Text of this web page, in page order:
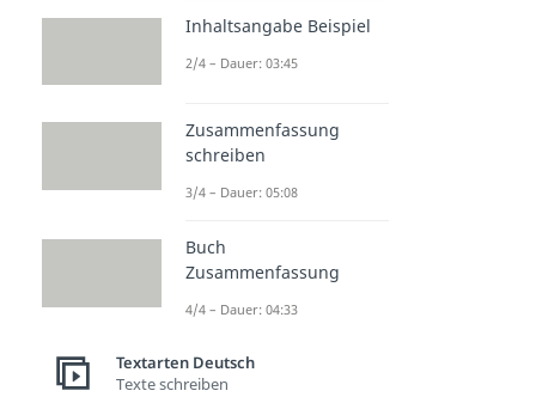
Dauer: 03:10
Normatives Argument
Dauer: 02:54
Strohmann-Argument
Diskussion
Inhaltsangabe Beispiel
2/4 – Dauer: 03:45
Zusammenfassung
schreiben
3/4 – Dauer: 05:08
Buch
Zusammenfassung
4/4 – Dauer: 04:33
Textarten Deutsch
Texte schreiben